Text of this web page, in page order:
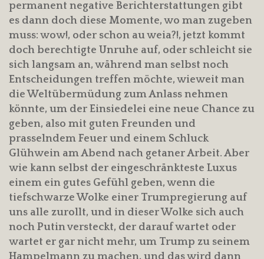
permanent negative Berichterstattungen gibt
es dann doch diese Momente, wo man zugeben
muss: wow!, oder schon au weia?!, jetzt kommt
doch berechtigte Unruhe auf, oder schleicht sie
sich langsam an, während man selbst noch
Entscheidungen treffen möchte, wieweit man
die Weltübermüdung zum Anlass nehmen
könnte, um der Einsiedelei eine neue Chance zu
geben, also mit guten Freunden und
prasselndem Feuer und einem Schluck
Glühwein am Abend nach getaner Arbeit. Aber
wie kann selbst der eingeschränkteste Luxus
einem ein gutes Gefühl geben, wenn die
tiefschwarze Wolke einer Trumpregierung auf
uns alle zurollt, und in dieser Wolke sich auch
noch Putin versteckt, der darauf wartet oder
wartet er gar nicht mehr, um Trump zu seinem
Hampelmann zu machen, und das wird dann